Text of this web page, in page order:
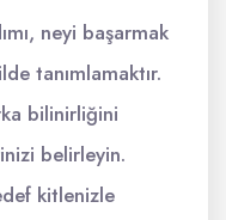
neyi başarmak
tanımlamaktır.
bilinirliğini
belirleyin.
kitlenizle